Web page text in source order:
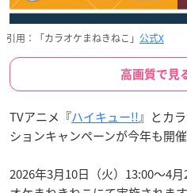
引用：「カラオケまねきねこ」 公式X
高画質で見
TVアニメ『ハイキュー!!』とカ
ションキャンペーンが今年も開催
2026年3月10日（火）13:00〜4